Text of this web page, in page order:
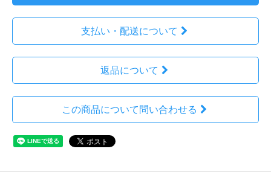
支払い・配送について
返品について
この商品について問い合わせる